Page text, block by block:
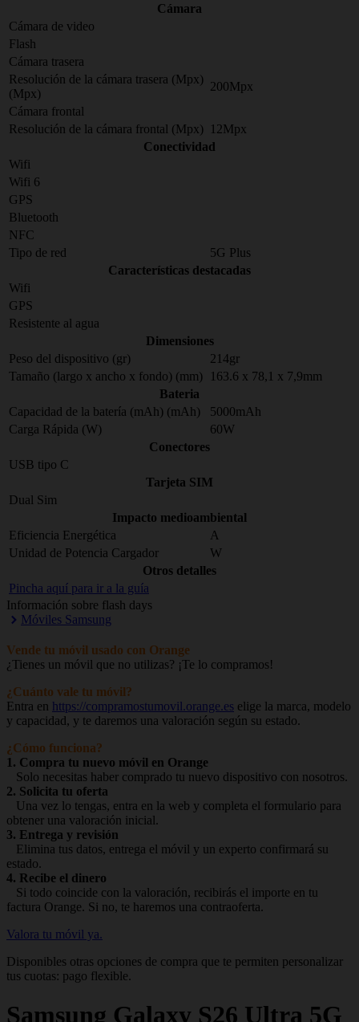
Cámara
Cámara de video
Flash
Cámara trasera
Resolución de la cámara trasera (Mpx)
(Mpx)
200Mpx
Cámara frontal
Resolución de la cámara frontal (Mpx)
12Mpx
Conectividad
Wifi
Wifi 6
GPS
Bluetooth
NFC
Tipo de red
5G Plus
Características destacadas
Wifi
GPS
Resistente al agua
Dimensiones
Peso del dispositivo (gr)
214gr
Tamaño (largo x ancho x fondo) (mm)
163.6 x 78,1 x 7,9mm
Bateria
Capacidad de la batería (mAh) (mAh)
5000mAh
Carga Rápida (W)
60W
Conectores
USB tipo C
Tarjeta SIM
Dual Sim
Impacto medioambiental
Eficiencia Energética
A
Unidad de Potencia Cargador
W
Otros detalles
Pincha aquí para ir a la guía
Información sobre flash days
Móviles Samsung
Vende tu móvil usado con Orange
¿Tienes un móvil que no utilizas? ¡Te lo compramos!
¿Cuánto vale tu móvil?
Entra en https://compramostumovil.orange.es elige la marca, modelo
y capacidad, y te daremos una valoración según su estado.
¿Cómo funciona?
1. Compra tu nuevo móvil en Orange
Solo necesitas haber comprado tu nuevo dispositivo con nosotros.
2. Solicita tu oferta
Una vez lo tengas, entra en la web y completa el formulario para
obtener una valoración inicial.
3. Entrega y revisión
Elimina tus datos, entrega el móvil y un experto confirmará su
estado.
4. Recibe el dinero
Si todo coincide con la valoración, recibirás el importe en tu
factura Orange. Si no, te haremos una contraoferta.
Valora tu móvil ya.
Disponibles otras opciones de compra que te permiten personalizar
tus cuotas: pago flexible.
Samsung Galaxy S26 Ultra 5G